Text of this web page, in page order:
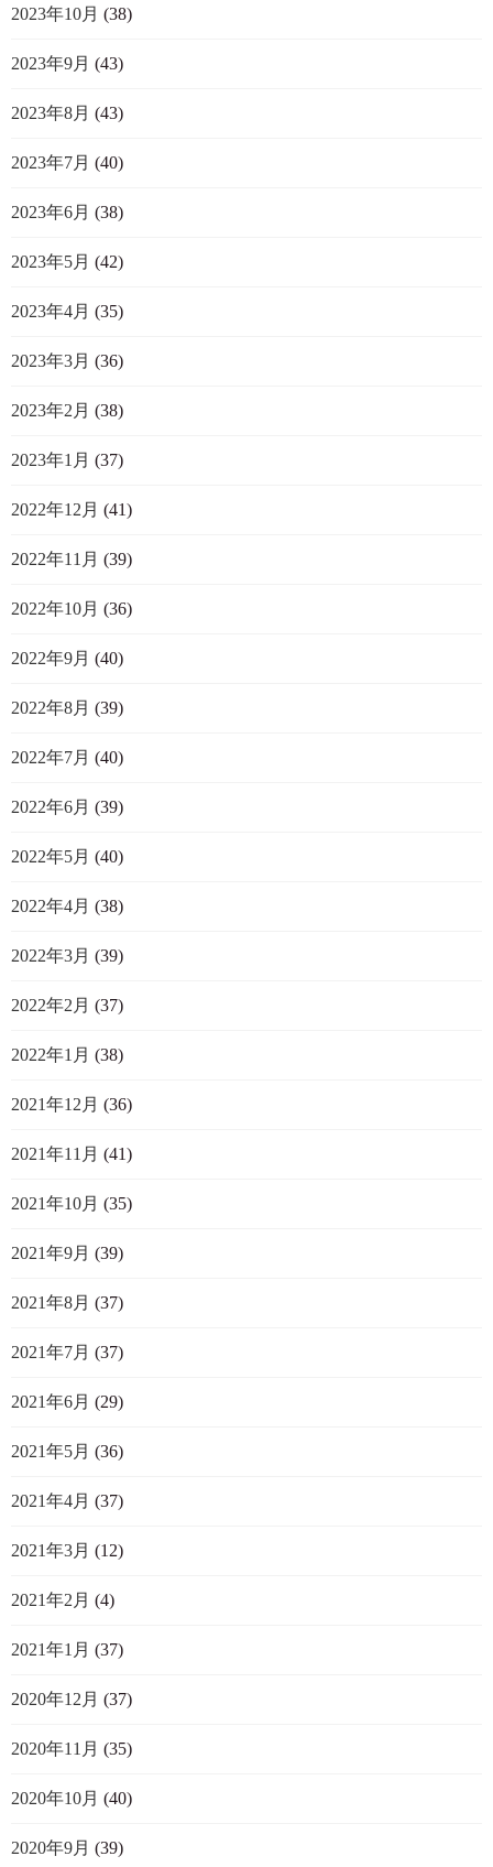
2023年10月 (38)
2023年9月 (43)
2023年8月 (43)
2023年7月 (40)
2023年6月 (38)
2023年5月 (42)
2023年4月 (35)
2023年3月 (36)
2023年2月 (38)
2023年1月 (37)
2022年12月 (41)
2022年11月 (39)
2022年10月 (36)
2022年9月 (40)
2022年8月 (39)
2022年7月 (40)
2022年6月 (39)
2022年5月 (40)
2022年4月 (38)
2022年3月 (39)
2022年2月 (37)
2022年1月 (38)
2021年12月 (36)
2021年11月 (41)
2021年10月 (35)
2021年9月 (39)
2021年8月 (37)
2021年7月 (37)
2021年6月 (29)
2021年5月 (36)
2021年4月 (37)
2021年3月 (12)
2021年2月 (4)
2021年1月 (37)
2020年12月 (37)
2020年11月 (35)
2020年10月 (40)
2020年9月 (39)